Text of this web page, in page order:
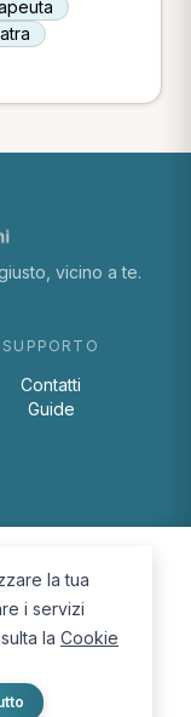
vicino a te.
SUPPORTO
Contatti
Guide
la tua
i servizi
la Cookie